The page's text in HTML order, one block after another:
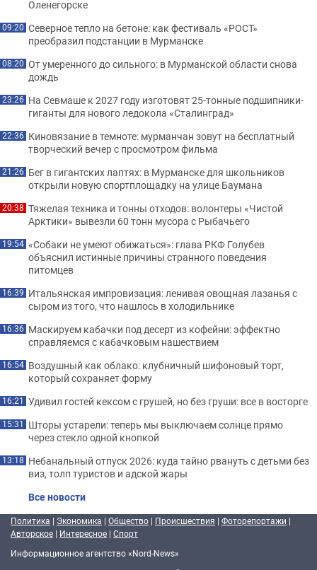
Оленегорске
09:20 Северное тепло на бетоне: как фестиваль «РОСТ»
преобразил подстанции в Мурманске
08:20 От умеренного до сильного: в Мурманской области снова
дождь
23:26 На Севмаше к 2027 году изготовят 25-тонные подшипники-
гиганты для нового ледокола «Сталинград»
22:36 Киновязание в темноте: мурманчан зовут на бесплатный
творческий вечер с просмотром фильма
21:26 Бег в гигантских лаптях: в Мурманске для школьников
открыли новую спортплощадку на улице Баумана
20:38 Тяжелая техника и тонны отходов: волонтеры «Чистой
Арктики» вывезли 60 тонн мусора с Рыбачьего
19:54 «Собаки не умеют обижаться»: глава РКФ Голубев
объяснил истинные причины странного поведения
питомцев
16:39 Итальянская импровизация: ленивая овощная лазанья с
сыром из того, что нашлось в холодильнике
16:36 Маскируем кабачки под десерт из кофейни: эффектно
справляемся с кабачковым нашествием
16:54 Воздушный как облако: клубничный шифоновый торт,
который сохраняет форму
16:21 Удивил гостей кексом с грушей, но без груши: все в восторге
15:31 Шторы устарели: теперь мы выключаем солнце прямо
через стекло одной кнопкой
13:18 Небанальный отпуск 2026: куда тайно рвануть с детьми без
виз, толп туристов и адской жары
Все новости
Политика | Экономика | Общество | Происшествия | Фоторепортажи |
Авторское | Интересное | Спорт
Информационное агентство «Nord-News»